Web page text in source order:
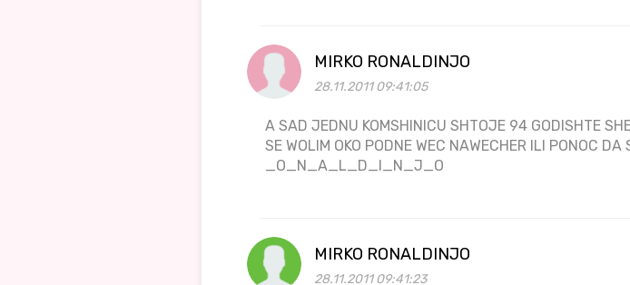
MIRKO RONALDINJO
28.11.2011 09:41:05
A SAD JEDNU KOMSHINICU SHTOJE 94 GODISHTE
SE WOLIM OKO PODNE WEC NAWECHER ILI PONOC
_O_N_A_L_D_I_N_J_O
MIRKO RONALDINJO
28.11.2011 09:41:23